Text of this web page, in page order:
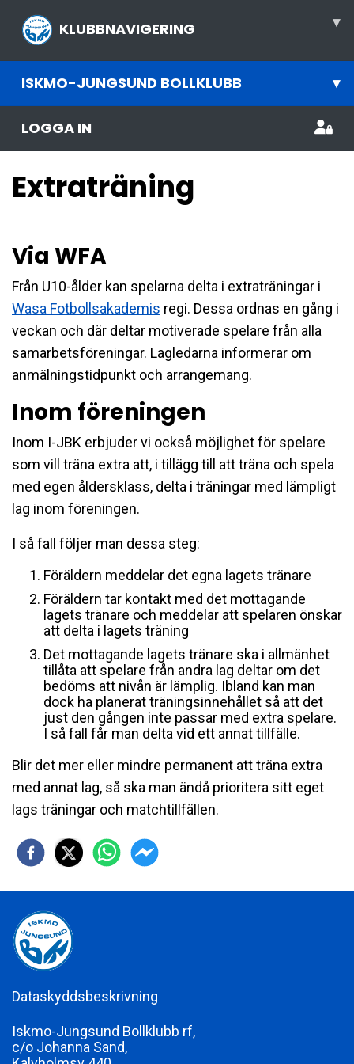
KLUBBNAVIGERING ▾
ISKMO-JUNGSUND BOLLKLUBB ▾
LOGGA IN
Extraträning
Via WFA
Från U10-ålder kan spelarna delta i extraträningar i
Wasa Fotbollsakademis regi. Dessa ordnas en gång i
veckan och där deltar motiverade spelare från alla
samarbetsföreningar. Lagledarna informerar om
anmälningstidpunkt och arrangemang.
Inom föreningen
Inom I-JBK erbjuder vi också möjlighet för spelare
som vill träna extra att, i tillägg till att träna och spela
med egen åldersklass, delta i träningar med lämpligt
lag inom föreningen.
I så fall följer man dessa steg:
Föräldern meddelar det egna lagets tränare
Föräldern tar kontakt med det mottagande
lagets tränare och meddelar att spelaren önskar
att delta i lagets träning
Det mottagande lagets tränare ska i allmänhet
tillåta att spelare från andra lag deltar om det
bedöms att nivån är lämplig. Ibland kan man
dock ha planerat träningsinnehållet så att det
just den gången inte passar med extra spelare.
I så fall får man delta vid ett annat tillfälle.
Blir det mer eller mindre permanent att träna extra
med annat lag, så ska man ändå prioritera sitt eget
lags träningar och matchtillfällen.
Dataskyddsbeskrivning
Iskmo-Jungsund Bollklubb rf,
c/o Johanna Sand,